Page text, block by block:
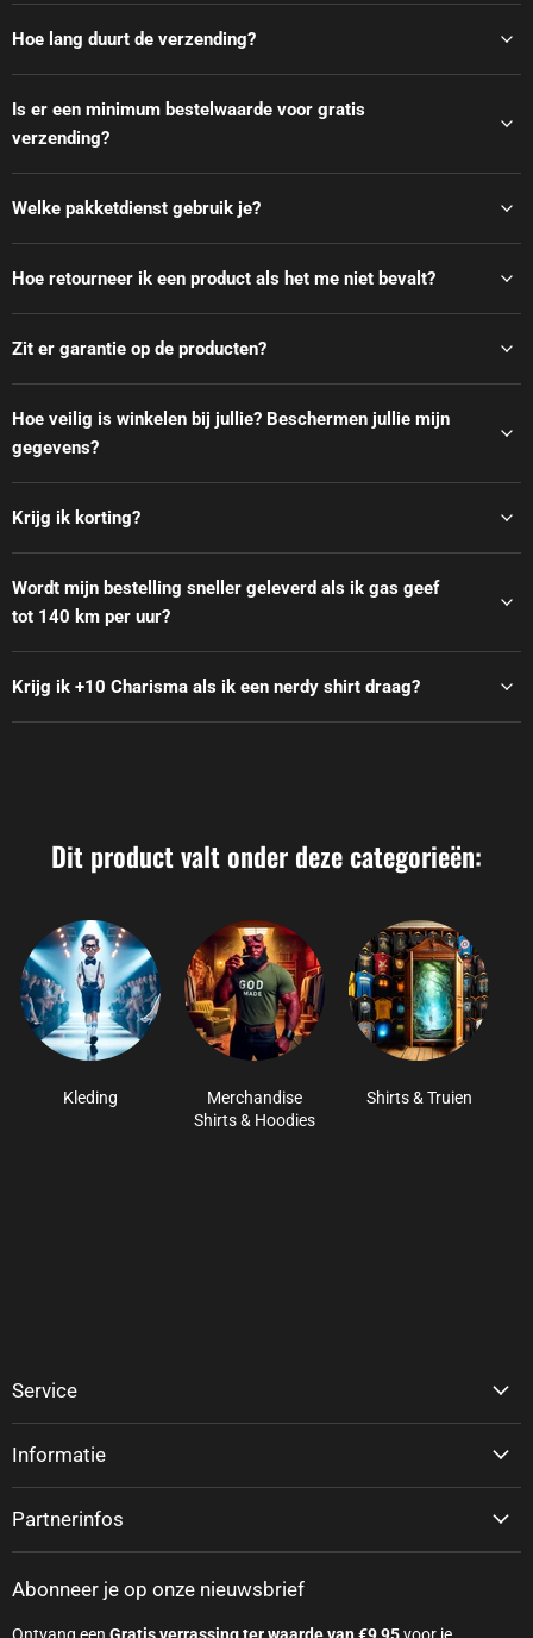
Hoe lang duurt de verzending?
Is er een minimum bestelwaarde voor gratis
verzending?
Welke pakketdienst gebruik je?
Hoe retourneer ik een product als het me niet bevalt?
Zit er garantie op de producten?
Hoe veilig is winkelen bij jullie? Beschermen jullie mijn
gegevens?
Krijg ik korting?
Wordt mijn bestelling sneller geleverd als ik gas geef
tot 140 km per uur?
Krijg ik +10 Charisma als ik een nerdy shirt draag?
Dit product valt onder deze categorieën:
Kleding
Merchandise
Shirts & Hoodies
Shirts & Truien
Service
Informatie
Partnerinfos
Abonneer je op onze nieuwsbrief